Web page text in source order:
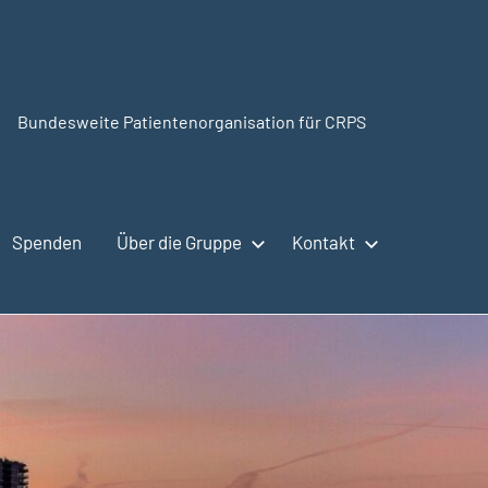
CRPSSelbsthilfe.org
Bundesweite Patientenorganisation für CRPS
Spenden Über die Gruppe Kontakt